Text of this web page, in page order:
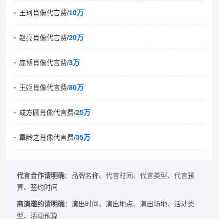
王珂肖像代言费/10万
赵亮肖像代言费/20万
庞博肖像代言费/3万
王姬肖像代言费/80万
成方圆肖像代言费/25万
章龄之肖像代言费/35万
代言合作请明确：品牌名称、代言时间、代言类型、代言预
算、签约时间
商演邀约请明确：演出时间、演出地点、演出场地、活动类
型、活动预算